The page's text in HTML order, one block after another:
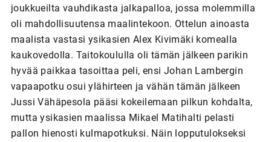
joukkueilta vauhdikasta jalkapalloa, jossa molemmilla
oli mahdollisuutensa maalintekoon. Ottelun ainoasta
maalista vastasi ysikasien Alex Kivimäki komealla
kaukovedolla. Taitokoululla oli tämän jälkeen parikin
hyvää paikkaa tasoittaa peli, ensi Johan Lambergin
vapaapotku osui ylähirteen ja vähän tämän jälkeen
Jussi Vähäpesola pääsi kokeilemaan pilkun kohdalta,
mutta ysikasien maalissa Mikael Matihalti pelasti
pallon hienosti kulmapotkuksi. Näin lopputulokseksi